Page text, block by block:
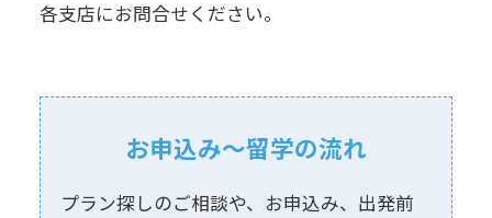
各支店にお問合せください。
お申込み〜留学の流れ
プラン探しのご相談や、お申込み、出発前